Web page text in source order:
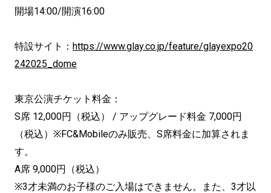
開場14:00/開演16:00
特設サイト： https://www.glay.co.jp/feature/glayexpo20
242025_dome
東京公演チケット料金：
S席 12,000円（税込） / アップグレード料金 7,000円
（税込）※FC&Mobileのみ販売、S席料金に加算されま
す。
A席 9,000円（税込）
※3才未満のお子様のご入場はできません。また、3才以